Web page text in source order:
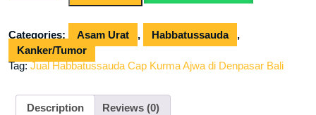
Ajwa
Denpasar
quantity
Categories: Asam Urat , Habbatussauda
,
Kanker/Tumor
Tag:Jual Habbatussauda Cap Kurma Ajwa di Denpasar Bali
Description Reviews (0)